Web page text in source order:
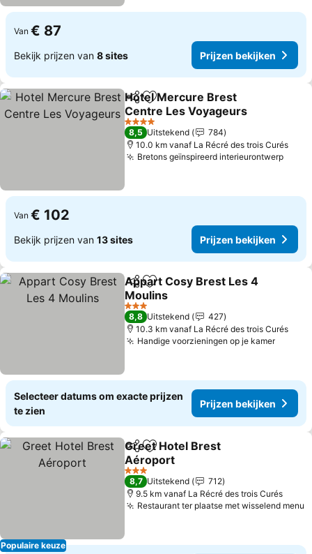
Van € 87
Bekijk prijzen van 8 sites Prijzen bekijken
DelenToevoegen aan favorieten
Hotel Mercure Brest
Centre Les Voyageurs
4 Sterren
8,5 Uitstekend
784
10.0 km vanaf La Récré des trois Curés
Bretons geïnspireerd interieurontwerp
Van € 102
Bekijk prijzen van 13 sites Prijzen bekijken
DelenToevoegen aan favorieten
Appart Cosy Brest Les 4
Moulins
3 Sterren
8,8 Uitstekend
427
10.3 km vanaf La Récré des trois Curés
Handige voorzieningen op je kamer
Selecteer datums om exacte prijzen
te zien
Prijzen bekijken
Populaire keuze
DelenToevoegen aan favorieten
Greet Hotel Brest
Aéroport
3 Sterren
8,7 Uitstekend
712
9.5 km vanaf La Récré des trois Curés
Restaurant ter plaatse met wisselend menu